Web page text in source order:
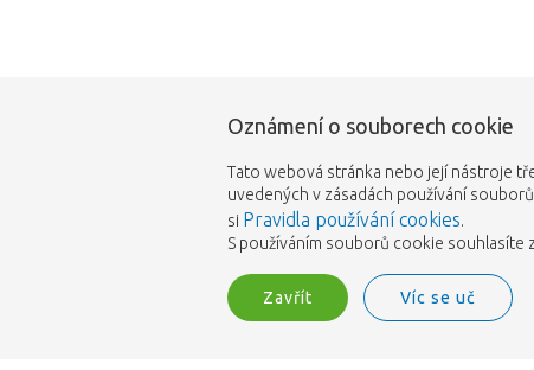
Oznámení o souborech cookie
Tato webová stránka nebo její nástroje
uvedených v zásadách používání
si Pravidla používání cookies.
S používáním souborů cookie souhlasíte
Zavřít Víc se uč